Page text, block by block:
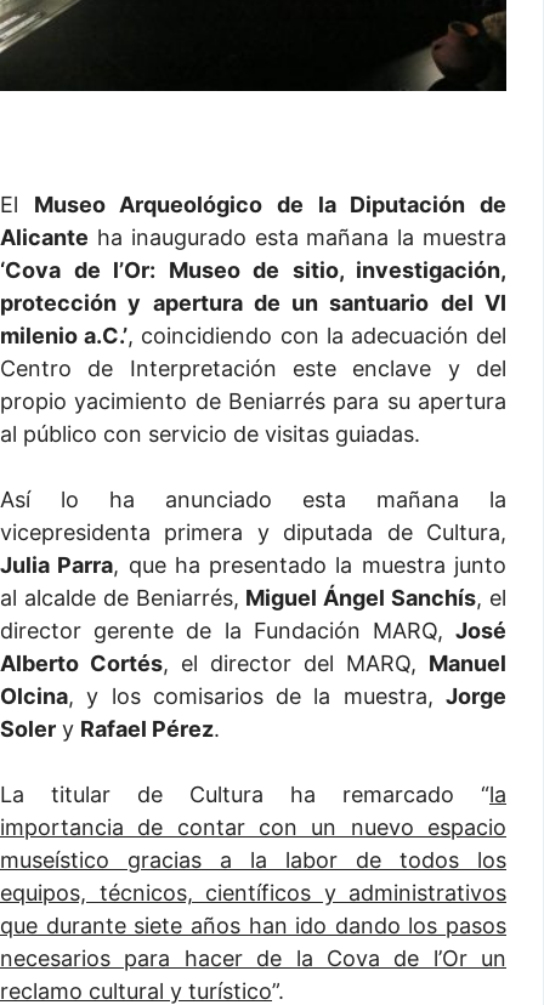
El Museo Arqueológico de la Diputación de
Alicante ha inaugurado esta mañana la muestra
‘Cova de l’Or: Museo de sitio, investigación,
protección y apertura de un santuario del VI
milenio a.C.’, coincidiendo con la adecuación del
Centro de Interpretación este enclave y del
propio yacimiento de Beniarrés para su apertura
al público con servicio de visitas guiadas.
Así lo ha anunciado esta mañana la
vicepresidenta primera y diputada de Cultura,
Julia Parra, que ha presentado la muestra junto
al alcalde de Beniarrés, Miguel Ángel Sanchís, el
director gerente de la Fundación MARQ, José
Alberto Cortés, el director del MARQ, Manuel
Olcina, y los comisarios de la muestra, Jorge
Soler y Rafael Pérez.
La titular de Cultura ha remarcado “la
importancia de contar con un nuevo espacio
museístico gracias a la labor de todos los
equipos, técnicos, científicos y administrativos
que durante siete años han ido dando los pasos
necesarios para hacer de la Cova de l’Or un
reclamo cultural y turístico”.